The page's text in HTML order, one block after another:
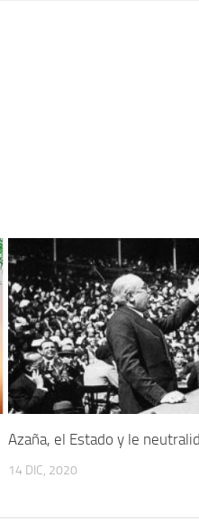
Azaña, el Estado y le
14 DIC, 2020